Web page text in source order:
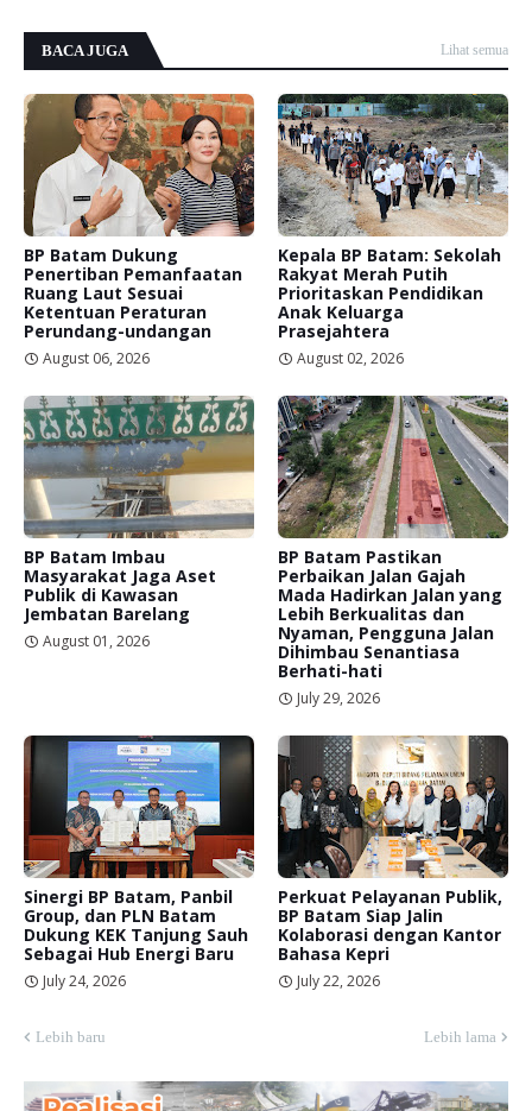
BACA JUGA Lihat semua
BP Batam Dukung
Penertiban Pemanfaatan
Ruang Laut Sesuai
Ketentuan Peraturan
Perundang-undangan
August 06, 2026
Kepala BP Batam: Sekolah
Rakyat Merah Putih
Prioritaskan Pendidikan
Anak Keluarga
Prasejahtera
August 02, 2026
BP Batam Imbau
Masyarakat Jaga Aset
Publik di Kawasan
Jembatan Barelang
August 01, 2026
BP Batam Pastikan
Perbaikan Jalan Gajah
Mada Hadirkan Jalan yang
Lebih Berkualitas dan
Nyaman, Pengguna Jalan
Dihimbau Senantiasa
Berhati-hati
July 29, 2026
Sinergi BP Batam, Panbil
Group, dan PLN Batam
Dukung KEK Tanjung Sauh
Sebagai Hub Energi Baru
July 24, 2026
Perkuat Pelayanan Publik,
BP Batam Siap Jalin
Kolaborasi dengan Kantor
Bahasa Kepri
July 22, 2026
Lebih baru Lebih lama